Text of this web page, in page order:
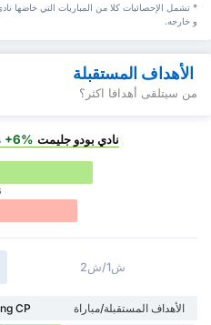
* تشمل الإحصائيات كلا من المباريات التي خاضها
و خارجه.
الأهداف المستقبلة
من سيتلقى أهدافا اكثر؟
نادي بودو جليمت +6%
ش1/ش2
الأهداف المستقبلة/مباراة CP